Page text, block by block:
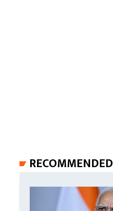
RECOMMENDED